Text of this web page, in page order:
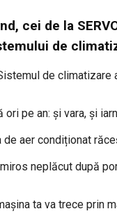
cei de la
de
de climatizare
ori pe an: și vara, și
de aer condiționat
neplăcut după
ta va trece prin